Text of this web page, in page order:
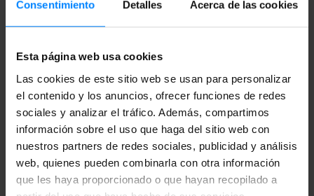
Consentimiento Detalles Acerca de las cookies
Esta página web usa cookies
Las cookies de este sitio web se usan para personalizar
el contenido y los anuncios, ofrecer funciones de redes
sociales y analizar el tráfico. Además, compartimos
información sobre el uso que haga del sitio web con
nuestros partners de redes sociales, publicidad y análisis
web, quienes pueden combinarla con otra información
que les haya proporcionado o que hayan recopilado a
para la movilidad, a través de las cuales se cubren los
gastos de las actividades de artistas y compañías en el
cultura vasca en el ámbito internacional sea sostenible
A través de la modalidad "Subvenciones para desarrollar
actividades de promoción y difusión de la cultura vasca",
en 2019 se concedieron 11 subvenciones con una dotación
de 30.000 €. De ellos, cuatro fueron para compañías
ligadas a la danza tradicional vasca y siete a música y